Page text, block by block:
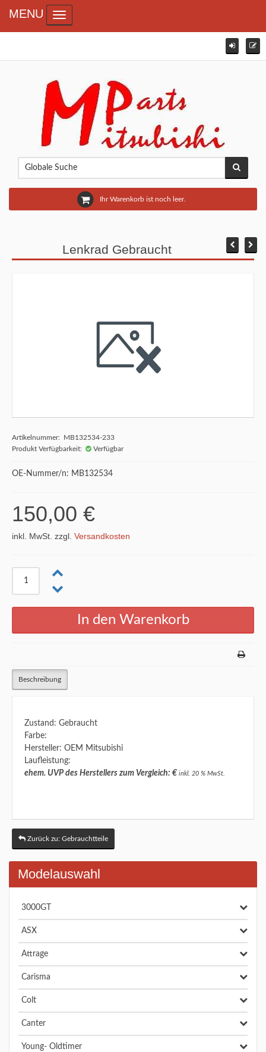
Ihr Warenkorb ist noch leer.
MENU Toggle navigation
Lenkrad Gebraucht
Artikelnummer: MB132534-233
Produkt Verfügbarkeit:
Verfügbar
OE-Nummer/n: MB132534
150,00 €
inkl. MwSt. zzgl. Versandkosten
Beschreibung
Zustand: Gebraucht
Farbe:
Hersteller: OEM Mitsubishi
Laufleistung:
ehem. UVP des Herstellers zum Vergleich: € inkl. 20 % MwSt.
Zurück zu: Gebrauchtteile
Modelauswahl
3000GT
ASX
Attrage
Carisma
Colt
Canter
Young- Oldtimer